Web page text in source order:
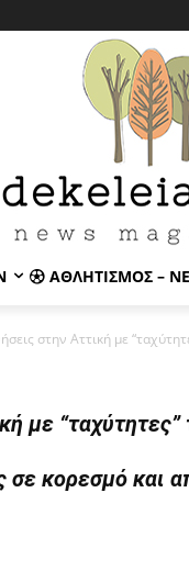
ΑΘΛΗΤΙΣΜΌΣ –
στην Αττική με
με “ταχύτητες”
σε κορεσμό και